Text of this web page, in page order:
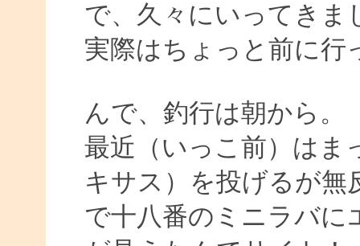
で、久々にいってきま
実際はちょっと前に行
んで、釣行は朝から。
最近（いっこ前）はま
キサス）を投げるが無
で十八番のミニラバに